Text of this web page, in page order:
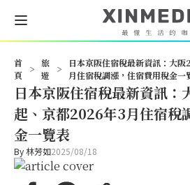
首
頁
>
旅
遊
>
日本京阪住宿稅最新資訊：大
月住宿稅調漲，住宿費用稅金一
日本京阪住宿稅最新資訊：
起、京都2026年3月住宿稅
金一覽表
By林芳如2025/08/18